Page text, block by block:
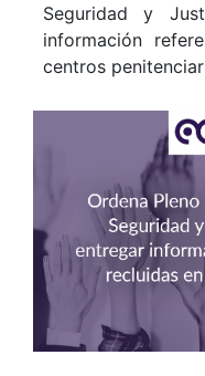
Seguridad y
información
centros